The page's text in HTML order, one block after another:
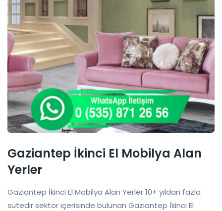
Gaziantep İkinci El Mobilya Alan
Yerler
Gaziantep İkinci El Mobilya Alan Yerler 10+ yıldan fazla
sütedir sektör içerisinde bulunan Gaziantep İkinci El